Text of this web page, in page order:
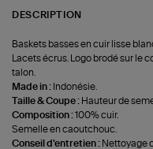
DESCRIPTION
Baskets basses en cuir lisse
Lacets écrus. Logo brodé sur le
talon.
Made in : Indonésie.
Taille & Coupe : Hauteur de
Composition :100% cuir.
Semelle en caoutchouc.
Conseil d'entretien : Nettoyage